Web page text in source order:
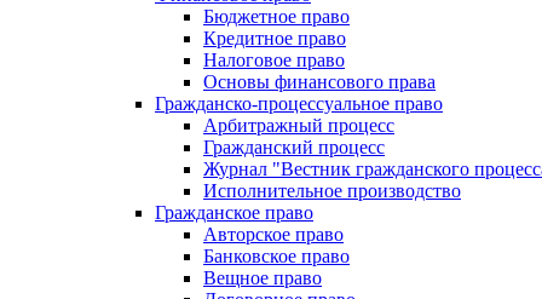
Бюджетное право
Кредитное право
Налоговое право
Основы финансового права
Гражданско-процессуальное право
Арбитражный процесс
Гражданский процесс
Журнал "Вестник гражданского
Исполнительное производство
Гражданское право
Авторское право
Банковское право
Вещное право